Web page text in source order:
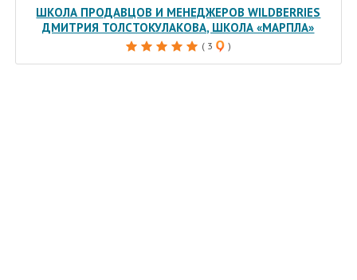
ШКОЛА ПРОДАВЦОВ И МЕНЕДЖЕРОВ WILDBERRIES
ДМИТРИЯ ТОЛСТОКУЛАКОВА, ШКОЛА «МАРПЛА»
( 3 )